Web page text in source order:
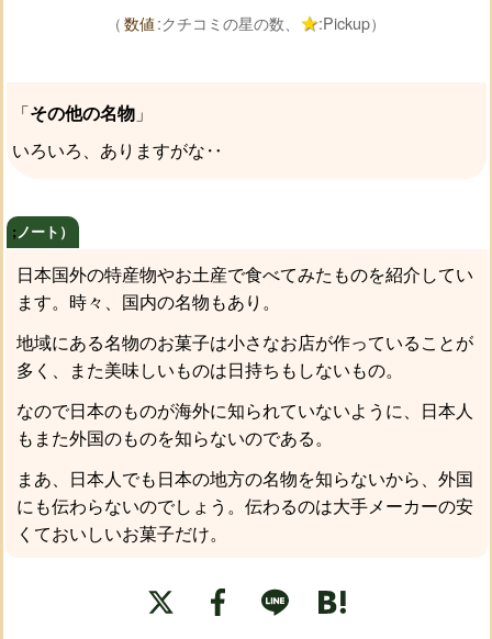
（ 数値 :クチコミの星の数、 :Pickup）
その他の名物
いろいろ、ありますがな‥
;ノート）
日本国外の特産物やお土産で食べてみたものを紹介してい
ます。時々、国内の名物もあり。
地域にある名物のお菓子は小さなお店が作っていることが
多く、また美味しいものは日持ちもしないもの。
なので日本のものが海外に知られていないように、日本人
もまた外国のものを知らないのである。
まあ、日本人でも日本の地方の名物を知らないから、外国
にも伝わらないのでしょう。伝わるのは大手メーカーの安
くておいしいお菓子だけ。